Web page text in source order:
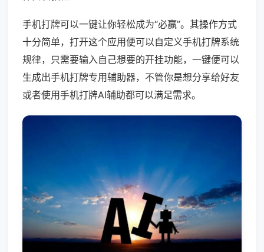
手机打牌可以一键让你轻松成为“必赢”。其操作方式
十分简单，打开这个应用便可以自定义手机打牌系统
规律，只需要输入自己想要的开挂功能，一键便可以
生成出手机打牌专用辅助器，不管你是想分享给好友
或者使用手机打牌AI辅助都可以满足需求。